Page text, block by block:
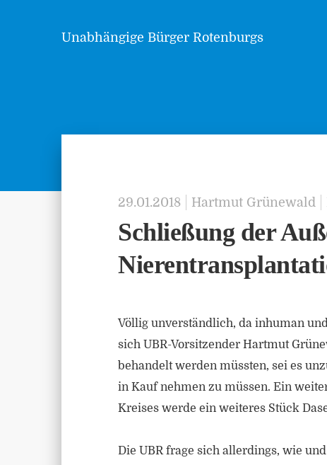
Unabhängige Bürger Rotenburgs
29.01.2018 Hartmut Grünewald
Schließung der
Völlig unverständlich, da inhuman
sich UBR-Vorsitzender Hartmut
behandelt werden müssten, sei es
in Kauf nehmen zu müssen. Ein
Kreises werde ein weiteres Stück
Die UBR frage sich allerdings, wie